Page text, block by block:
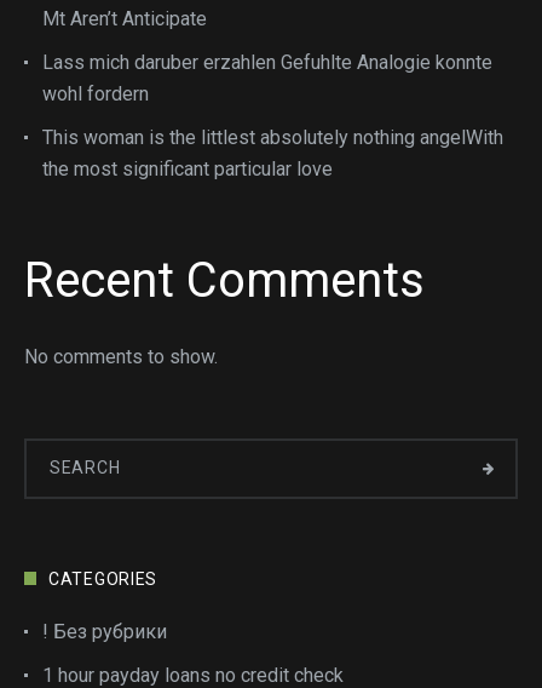
Mt Aren’t Anticipate
Lass mich daruber erzahlen Gefuhlte Analogie konnte
wohl fordern
This woman is the littlest absolutely nothing angelWith
the most significant particular love
Recent Comments
No comments to show.
CATEGORIES
! Без рубрики
1 hour payday loans no credit check